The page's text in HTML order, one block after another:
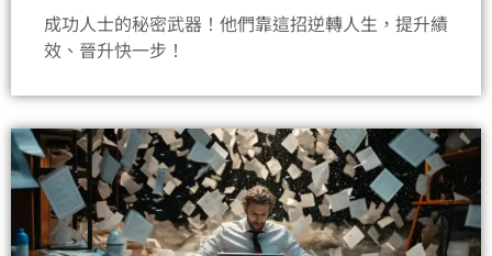
成功人士的秘密武器！他們靠這招逆轉人生，提升績
效、晉升快一步！